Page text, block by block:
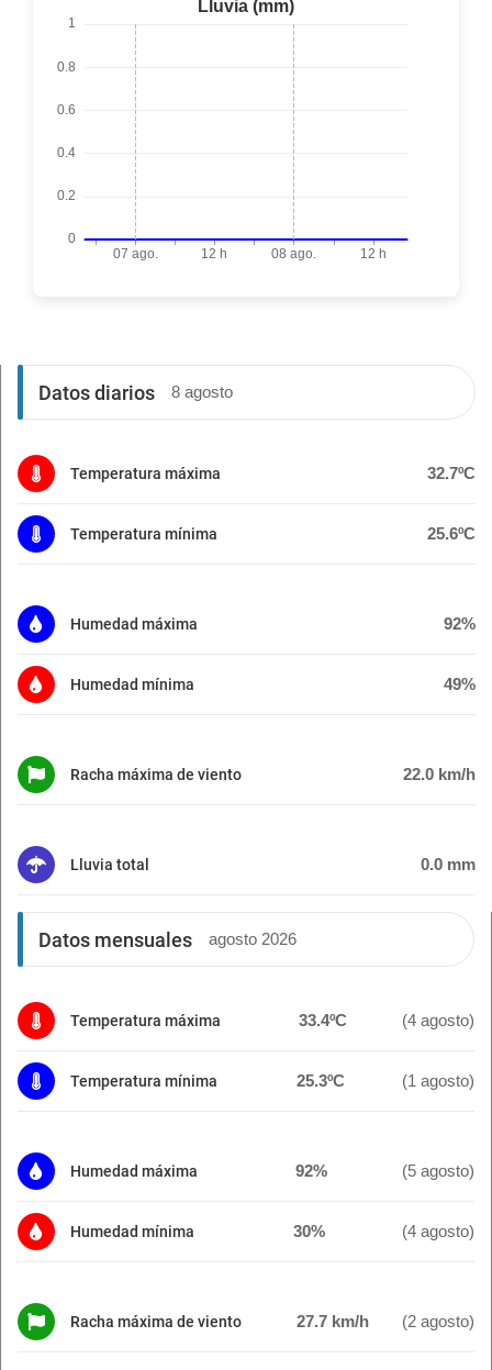
Datos diarios 8 agosto
Temperatura máxima 32.7ºC
Temperatura mínima 25.6ºC
Humedad máxima 92%
Humedad mínima 49%
Racha máxima de viento 22.0 km/h
Lluvia total 0.0 mm
Datos mensuales agosto 2026
Temperatura máxima 33.4ºC (4 agosto)
Temperatura mínima 25.3ºC (1 agosto)
Humedad máxima 92% (5 agosto)
Humedad mínima 30% (4 agosto)
Racha máxima de viento 27.7 km/h (2 agosto)